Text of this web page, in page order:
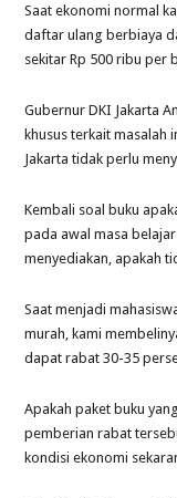
Saat ekonomi normal
daftar ulang berbiaya
sekitar Rp 500 ribu per
Gubernur DKI Jakarta
khusus terkait masalah
Jakarta tidak perlu
Kembali soal buku
pada awal masa
menyediakan, apakah
Saat menjadi
murah, kami
dapat rabat 30-35
Apakah paket buku
pemberian rabat
kondisi ekonomi